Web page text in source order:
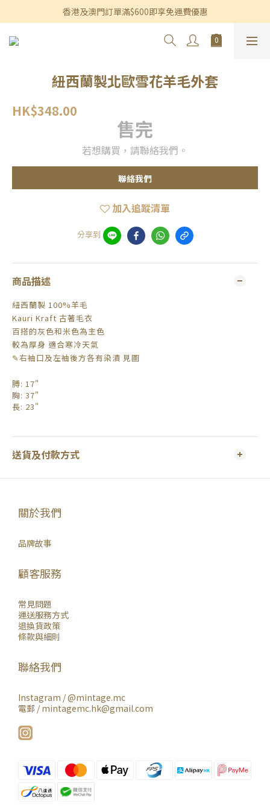
香港及澳門訂單滿$600即享免運費優惠
香港及澳門訂單滿$600即享免運費優惠
3個月內買滿$1,200可享永久九折優惠
紐西蘭製北歐雪花羊毛外套
HK$348.00
售完
若想購買，請聯絡我們。
聯絡我們
加入追蹤清單
分享到
商品描述
紐西蘭製 100%羊毛
Kauri Kraft 古著毛衣
百搭的灰色和米色為主色
較為厚身 適合寒冷天氣
✎右袖口及左袖後方各有染漬 見圖
膊: 17"
胸: 37"
長: 23"
送貨及付款方式
關於我們
品牌故事
顧客服務
常見問題
運送服務方式
退換貨政策
條款與細則
聯絡我們
Instagram /@mintage.mc
電郵 / mintagemc.hk@gmail.com